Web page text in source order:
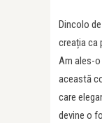
Dincolo
creația ca
Am ales-o
această
care
devine o